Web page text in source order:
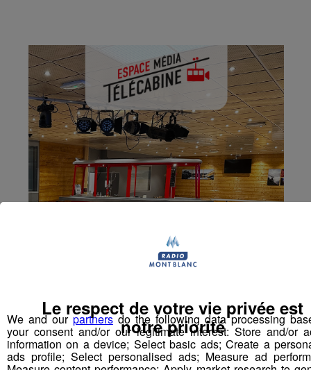
We and our partnersdo the following data processing
your consent and/or our legitimate interest: Store and/or
information on a device; Select basic ads; Create a
ads profile; Select personalised ads; Measure ad
Le respect de votre vie privée est
notre priorité